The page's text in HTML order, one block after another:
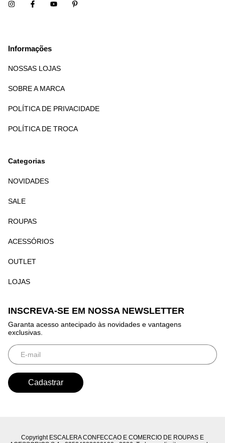
Informações
NOSSAS LOJAS
SOBRE A MARCA
POLÍTICA DE PRIVACIDADE
POLÍTICA DE TROCA
Categorias
NOVIDADES
SALE
ROUPAS
ACESSÓRIOS
OUTLET
LOJAS
INSCREVA-SE EM NOSSA NEWSLETTER
Garanta acesso antecipado às novidades e vantagens
exclusivas.
Copyright ESCALERA CONFECCAO E COMERCIO DE ROUPAS E